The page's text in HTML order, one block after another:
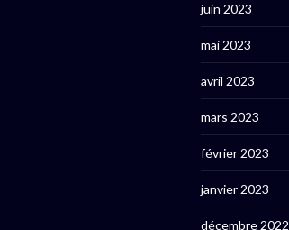
juin 2023
mai 2023
avril 2023
mars 2023
février 2023
janvier 2023
décembre 2022